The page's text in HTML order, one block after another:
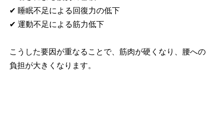
✔ 睡眠不足による回復力の低下
✔ 運動不足による筋力低下
こうした要因が重なることで、筋肉が硬くなり、腰への
負担が大きくなります。